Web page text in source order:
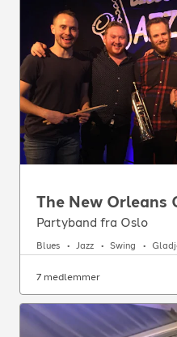
The New Orleans
Partyband fra Oslo
Blues Jazz Swing
7 medlemmer